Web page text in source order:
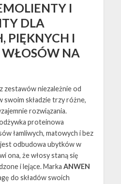
I
DLA
PIĘKNYCH I
NA
zestawów niezależnie od
swoim składzie trzy różne,
rozwiązania.
proteinowa
łamliwych, matowych i bez
odbudowa ubytków w
ona, że włosy staną się
i lejące. Marka ANWEN
do składów swoich